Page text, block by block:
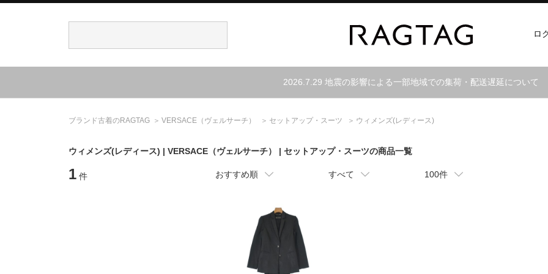
ロ
2026.7.29 地震の影響による一部地域での集荷・配送遅延について
ブランド古着のRAGTAG VERSACE （ヴェルサーチ） セットアップ・スーツ ウィメンズ(レディース)
ウィメンズ(レディース) | VERSACE （ヴェルサーチ） | セットアップ・スーツの商品一覧
1 件 おすすめ順 すべて 100件